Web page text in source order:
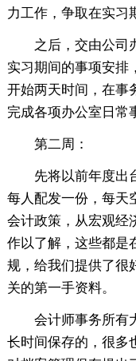
力工作，争取在实习
之后，交由公司
实习期间的事项安排
开始两天时间，在事
完成各项办公室日常
第二周：
先将以前年度出
每人配发一份，每天
会计政策，从宏观经
作以了解，这些都是
规，给我们提供了很
关的第一手资料。
会计师事务所有
长时间保存的，很多